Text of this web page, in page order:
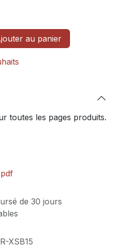
au panier
toutes les pages produits.
de 30 jours
XSB15